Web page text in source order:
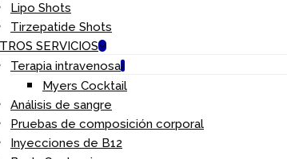
Lipo Shots
Tirzepatide Shots
SERVICIOS
Terapia intravenosa
Myers Cocktail
Análisis de sangre
Pruebas de composición corporal
Inyecciones de B12